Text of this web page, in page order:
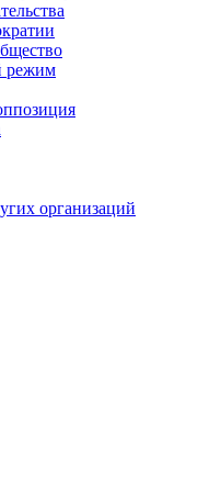
режим
организаций